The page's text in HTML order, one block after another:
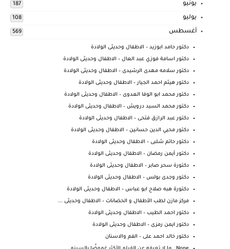
يونيو 187
يوليو 108
أغسطس 569
دكتور حامد ابوزيد – الاطفال وحديثى الولادة
دكتور اسامة فوزي عبد العال – الاطفال وحديثى الولادة
دكتور سلامه مهدى الرشيدى – الاطفال وحديثى الولادة
دكتور هيثم احمد الجيار – الاطفال وحديثى الولادة
دكتور محمد ابو الوفا العدوى – الاطفال وحديثى الولادة
دكتور محمد السيد درويش – الاطفال وحديثى الولادة
دكتور عبد الرازق فتحى – الاطفال وحديثى الولادة
دكتور محيي الدين حسانين – الاطفال وحديثى الولادة
دكتور حاتم شلبى – الاطفال وحديثى الولادة
دكتور أيمن رمضان – الاطفال وحديثى الولادة
دكتورة سحر صابر – الاطفال وحديثى الولادة
دكتور وجدى بولس – الاطفال وحديثى الولادة
دكتورة هبه صلاح ابو عباس – الاطفال وحديثى الولادة
مركز مازن لطب الأطفال و الحضانات – الاطفال وحديثى ...
دكتور احمد الطيب – الاطفال وحديثى الولادة
دكتور ايمن رمزى – الاطفال وحديثى الولادة
دكتور خالد احمد على – الفم والاسنان